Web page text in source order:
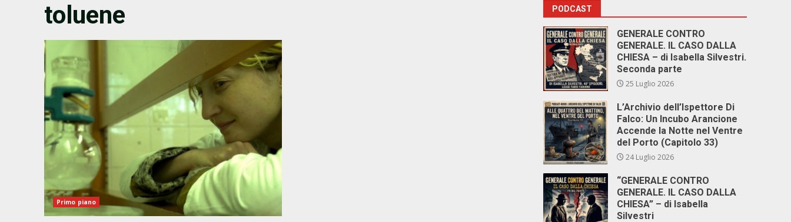
toluene
Primo piano
PODCAST
GENERALE CONTRO
GENERALE. IL CASO DALLA
CHIESA – di Isabella Silvestri.
Seconda parte
25 Luglio 2026
L’Archivio dell’Ispettore Di
Falco: Un Incubo Arancione
Accende la Notte nel Ventre
del Porto (Capitolo 33)
24 Luglio 2026
“GENERALE CONTRO
GENERALE. IL CASO DALLA
CHIESA” – di Isabella
Silvestri